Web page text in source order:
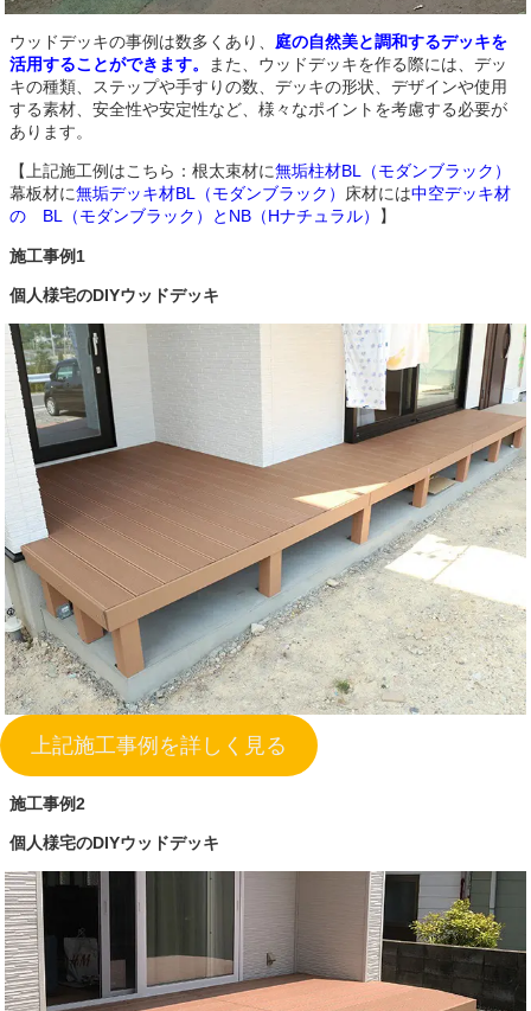
ウッドデッキの事例は数多くあり、 庭の自然美と調和するデッキを
活用することができます。
また、ウッドデッキを作る際には、デッ
キの種類、ステップや手すりの数、デッキの形状、デザインや使用
する素材、安全性や安定性など、様々なポイントを考慮する必要が
あります。
【上記施工例はこちら：根太束材に無垢柱材BL（モダンブラック）
幕板材に無垢デッキ材BL（モダンブラック） 床材には中空デッキ材
の BL（モダンブラック）とNB（Hナチュラル）
】
施工事例1
個人様宅のDIYウッドデッキ
上記施工事例を詳しく見る
施工事例2
個人様宅のDIYウッドデッキ